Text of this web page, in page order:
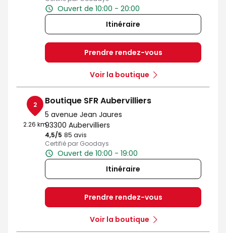
Ouvert de 10:00 - 20:00
Itinéraire
Prendre rendez-vous
Voir la boutique
2
2.26 km
Boutique SFR Aubervilliers
5 avenue Jean Jaures
93300 Aubervilliers
4,5/5 Note de 4.5 sur 5
85 avis
Certifié par Goodays
Ouvert de 10:00 - 19:00
Itinéraire
Prendre rendez-vous
Voir la boutique